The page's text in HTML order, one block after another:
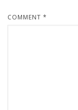
COMMENT *